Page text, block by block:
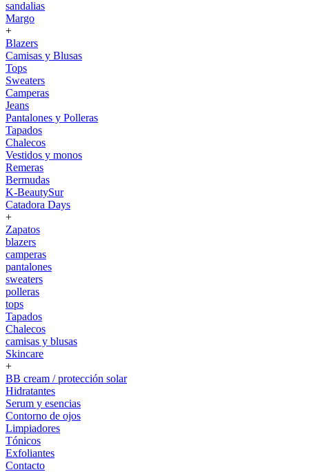
sandalias
Margo
+
Blazers
Camisas y Blusas
Tops
Sweaters
Camperas
Jeans
Pantalones y Polleras
Tapados
Chalecos
Vestidos y monos
Remeras
Bermudas
K-BeautySur
Catadora Days
+
Zapatos
blazers
camperas
pantalones
sweaters
polleras
tops
Tapados
Chalecos
camisas y blusas
Skincare
+
BB cream / protección solar
Hidratantes
Serum y esencias
Contorno de ojos
Limpiadores
Tónicos
Exfoliantes
Contacto